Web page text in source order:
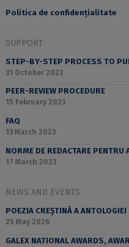
Politica de confidențialitate
SUPPORT
STEP-BY-STEP PROCESS TO
31 October 2023
PEER-REVIEW PROCEDURE
15 February 2023
FAQ
13 March 2023
NORME DE REDACTARE PENTRU
17 March 2023
NEWS AND EVENTS
POEZIA CREȘTINĂ A
25 May 2026
GALEX NATIONAL AWARDS,